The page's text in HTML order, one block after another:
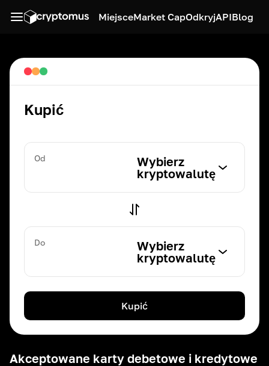
MiejsceMarket CapOdkryjAPIBlog
Akceptowane karty debetowe i kredytowe
Kupić
Od
Wybierz
kryptowalutę
Do
Wybierz
kryptowalutę
Kupić